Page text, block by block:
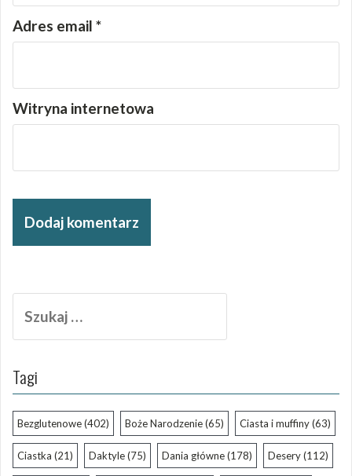
Adres email *
Witryna internetowa
Tagi
Bezglutenowe(402) Boże Narodzenie(65) Ciasta i muffiny(63)
Ciastka (21) Daktyle(75) Dania główne(178) Desery(112)